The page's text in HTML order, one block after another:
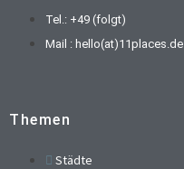
Tel.: +49 (folgt)
Mail : hello(at)11places.de
Themen
Städte